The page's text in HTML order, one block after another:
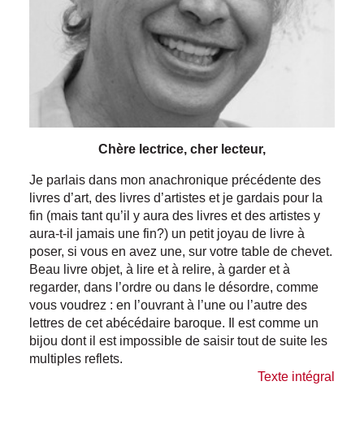
Chère lectrice, cher lecteur,
Je parlais dans mon anachronique précédente des
livres d’art, des livres d’artistes et je gardais pour la
fin (mais tant qu’il y aura des livres et des artistes y
aura-t-il jamais une fin?) un petit joyau de livre à
poser, si vous en avez une, sur votre table de chevet.
Beau livre objet, à lire et à relire, à garder et à
regarder, dans l’ordre ou dans le désordre, comme
vous voudrez : en l’ouvrant à l’une ou l’autre des
lettres de cet abécédaire baroque. Il est comme un
bijou dont il est impossible de saisir tout de suite les
multiples reflets.
Texte intégral